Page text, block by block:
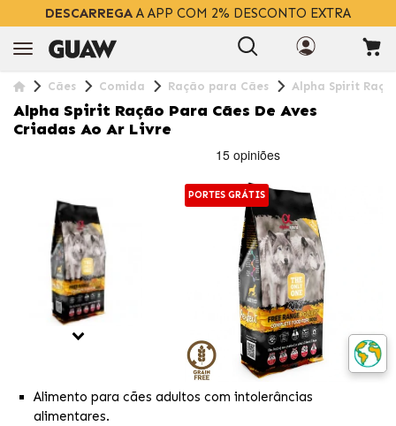
DESCARREGAA APP COM 2% DESCONTO EXTRA
Cães Comida Ração para Cães Alpha Spirit
Alpha Spirit Ração Para Cães De Aves
Criadas Ao Ar Livre
PORTES GRÁTIS
Alimento para cães adultos com intolerâncias
alimentares.